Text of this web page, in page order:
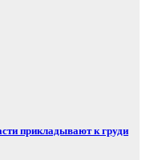
прикладывают к груди